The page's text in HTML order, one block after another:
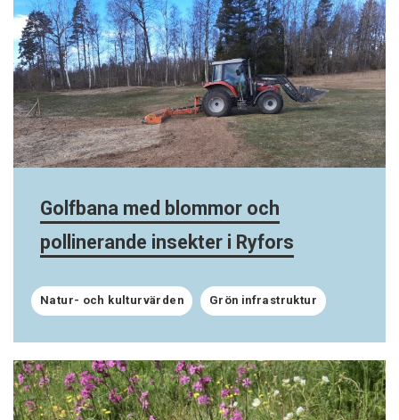
Golfbana med blommor och
pollinerande insekter i Ryfors
Natur- och kulturvärden Grön infrastruktur